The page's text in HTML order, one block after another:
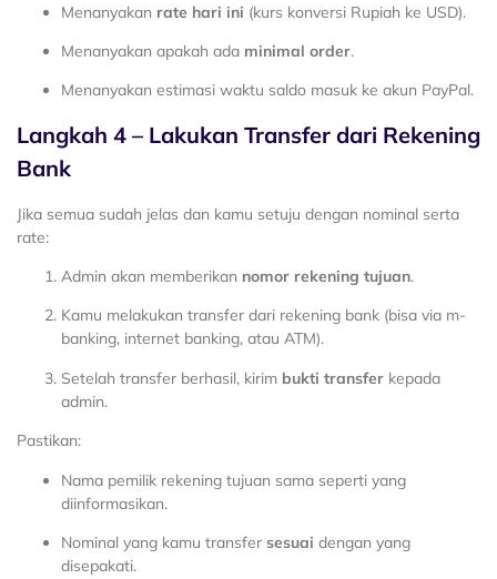
Menanyakan rate hari ini (kurs konversi Rupiah ke USD).
Menanyakan apakah ada minimal order.
Menanyakan estimasi waktu saldo masuk ke akun PayPal.
Langkah 4 – Lakukan Transfer dari Rekening
Bank
Jika semua sudah jelas dan kamu setuju dengan nominal serta
rate:
Admin akan memberikan nomor rekening tujuan.
Kamu melakukan transfer dari rekening bank (bisa via m-
banking, internet banking, atau ATM).
Setelah transfer berhasil, kirim bukti transfer kepada
admin.
Pastikan:
Nama pemilik rekening tujuan sama seperti yang
diinformasikan.
Nominal yang kamu transfer sesuai dengan yang
disepakati.